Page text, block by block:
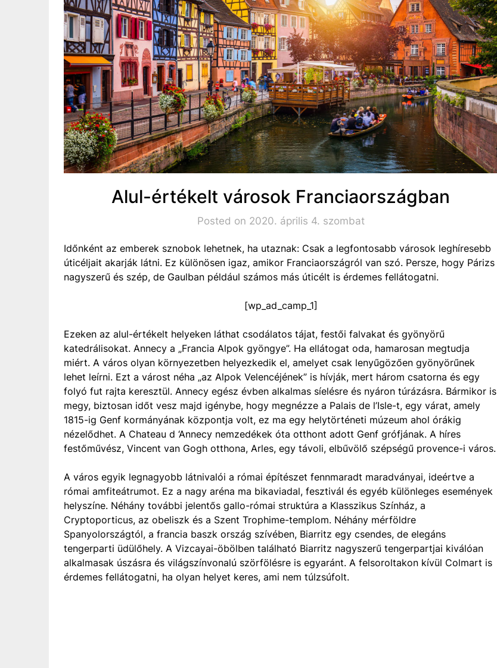
Alul-értékelt városok Franciaországban
Posted on 2020. április 4. szombat
Időnként az emberek sznobok lehetnek, ha utaznak: Csak a legfontosabb városok leghíresebb
úticéljait akarják látni. Ez különösen igaz, amikor Franciaországról van szó. Persze, hogy Párizs
nagyszerű és szép, de Gaulban például számos más úticélt is érdemes fellátogatni.
[wp_ad_camp_1]
Ezeken az alul-értékelt helyeken láthat csodálatos tájat, festői falvakat és gyönyörű
katedrálisokat. Annecy a „Francia Alpok gyöngye”. Ha ellátogat oda, hamarosan megtudja
miért. A város olyan környezetben helyezkedik el, amelyet csak lenyűgözően gyönyörűnek
lehet leírni. Ezt a várost néha „az Alpok Velencéjének” is hívják, mert három csatorna és egy
folyó fut rajta keresztül. Annecy egész évben alkalmas síelésre és nyáron túrázásra. Bármikor is
megy, biztosan időt vesz majd igénybe, hogy megnézze a Palais de l’Isle-t, egy várat, amely
1815-ig Genf kormányának központja volt, ez ma egy helytörténeti múzeum ahol órákig
nézelődhet. A Chateau d ‘Annecy nemzedékek óta otthont adott Genf grófjának. A híres
festőművész, Vincent van Gogh otthona, Arles, egy távoli, elbűvölő szépségű provence-i város.
A város egyik legnagyobb látnivalói a római építészet fennmaradt maradványai, ideértve a
római amfiteátrumot. Ez a nagy aréna ma bikaviadal, fesztivál és egyéb különleges események
helyszíne. Néhány további jelentős gallo-római struktúra a Klasszikus Színház, a
Cryptoporticus, az obeliszk és a Szent Trophime-templom. Néhány mérföldre
Spanyolországtól, a francia baszk ország szívében, Biarritz egy csendes, de elegáns
tengerparti üdülőhely. A Vizcayai-öbölben található Biarritz nagyszerű tengerpartjai kiválóan
alkalmasak úszásra és világszínvonalú szörfölésre is egyaránt. A felsoroltakon kívül Colmart is
érdemes fellátogatni, ha olyan helyet keres, ami nem túlzsúfolt.